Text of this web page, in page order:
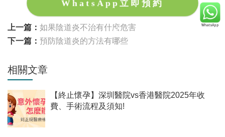
WhatsApp立即預約
上一篇： 如果陰道炎不治有什麽危害
下一篇： 預防陰道炎的方法有哪些
相關文章
【終止懷孕】深圳醫院vs香港醫院2025年收
費、手術流程及須知!